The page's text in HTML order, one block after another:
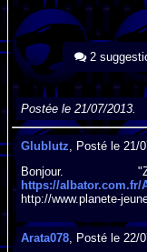
2
Postée le 21/07/2013.
Glublutz , Posté le 21/
Bonjour.
https://albator.com.fr/
http://www.planete-
Arata078, Posté le 22/